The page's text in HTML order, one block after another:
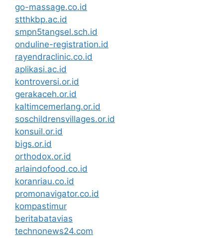
go-massage.co.id
stthkbp.ac.id
smpn5tangsel.sch.id
onduline-registration.id
rayendraclinic.co.id
aplikasi.ac.id
kontroversi.or.id
gerakaceh.or.id
kaltimcemerlang.or.id
soschildrensvillages.or.id
konsuil.or.id
bigs.or.id
orthodox.or.id
arlaindofood.co.id
koranriau.co.id
promonavigator.co.id
kompastimur
beritabatavias
technonews24.com